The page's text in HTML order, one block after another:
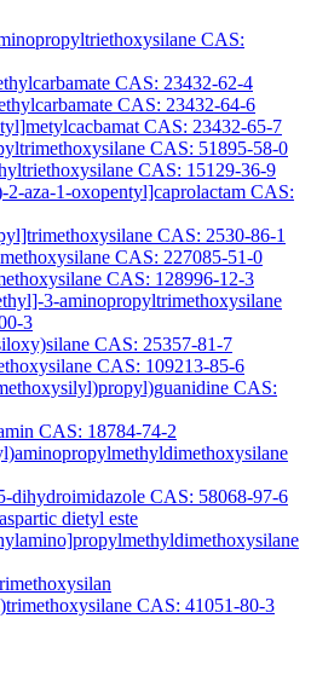
CAS:
CAS: 23432-62-4
CAS: 23432-64-6
CAS: 23432-65-7
CAS: 51895-58-0
CAS: 15129-36-9
aza-1-oxopentyl]caprolactam CAS:
CAS: 2530-86-1
CAS: 227085-51-0
CAS: 128996-12-3
3-aminopropyltrimethoxysilane
3
CAS: 25357-81-7
CAS: 109213-85-6
CAS:
CAS: 18784-74-2
dihydroimidazole CAS: 58068-97-6
dietyl este
CAS: 41051-80-3